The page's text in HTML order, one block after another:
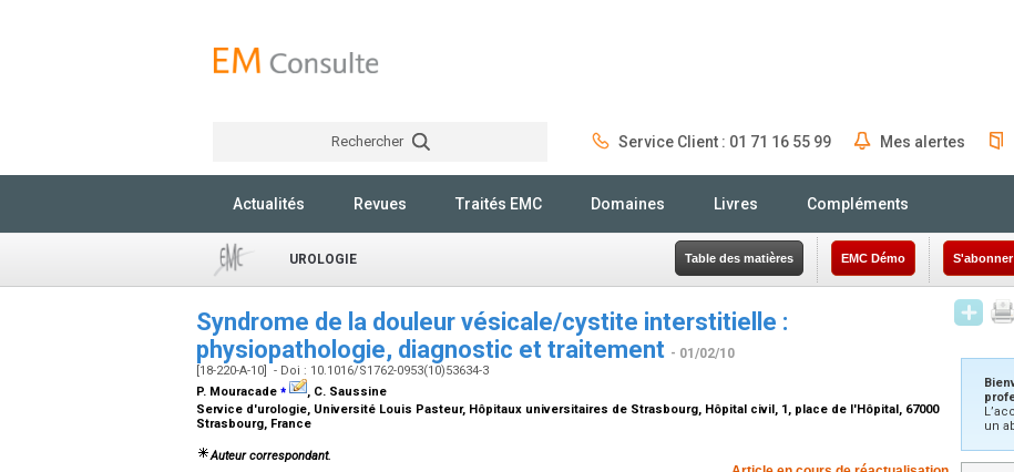
Rechercher Service Client : 01 71 16 55 99 Mes alertes
Actualités Revues Traités EMC Domaines Livres Compléments
UROLOGIE Table des matières EMC Démo S'abonner
Syndrome de la douleur vésicale/cystite interstitielle :
physiopathologie, diagnostic et traitement - 01/02/10
[18-220-A-10] - Doi : 10.1016/S1762-0953(10)53634-3
P. Mouracade ⁎
, C. Saussine
Service d'urologie, Université Louis Pasteur, Hôpitaux universitaires de Strasbourg, Hôpital civil, 1, place de l'Hôpital, 67000
Strasbourg, France
Auteur correspondant.
un